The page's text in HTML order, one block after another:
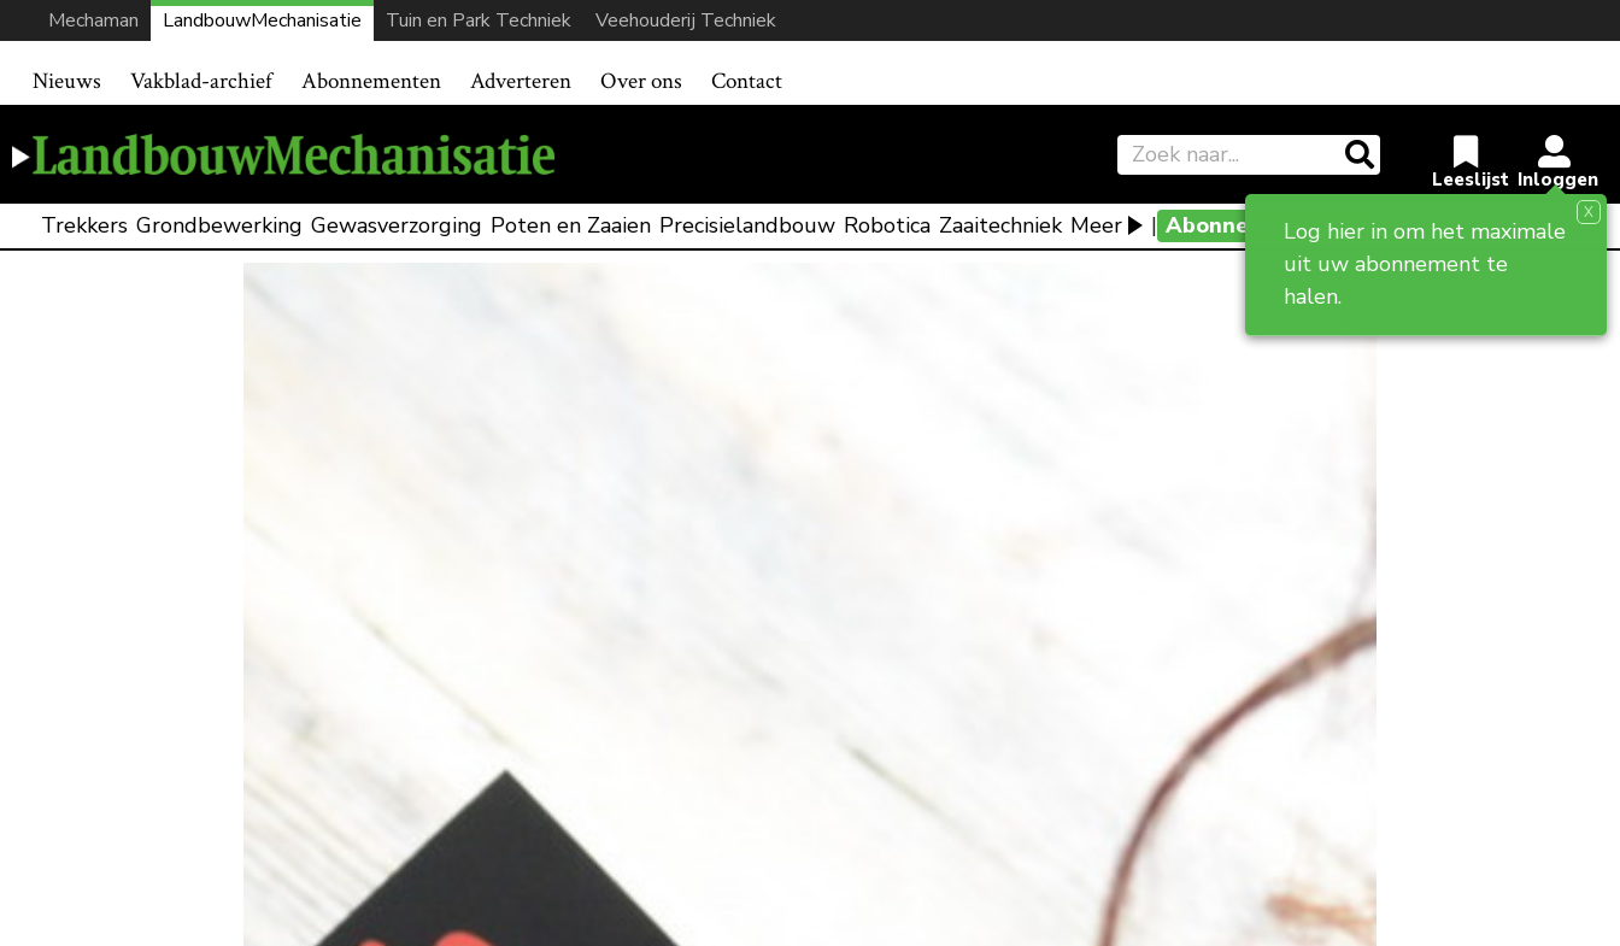
Mechaman LandbouwMechanisatie Tuin en Park Techniek Veehouderij Techniek
Nieuws Vakblad-archief Abonnementen Adverteren Over ons Contact
Log hier in om het maximale
uit uw abonnement te
halen.
X
Trekkers Grondbewerking Gewasverzorging Poten en Zaaien Precisielandbouw Robotica Zaaitechniek Meer | Abonneevoordeel